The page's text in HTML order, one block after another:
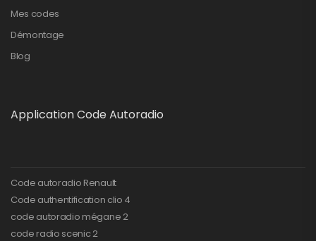
Mes codes
Démontage
Blog
Application Code Autoradio
Code autoradio Renault
Code authentification clio 4
code autoradio mégane 2
code radio scenic 2